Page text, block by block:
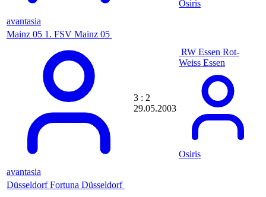
clemi
Cloak
Clubberer1900
Cobra
cody8910
CoLoAwesome1337
CologneSash27
commanding
Commi
Conrad
CoNt0r
Cool-Water
copy
CorsaB2000
Corvan
Cottbus-olli
avantasia
Osiris
Mainz 05 1. FSV Mainz 05
avantasia
3 : 2
29.05.2003
RW Essen Rot-
Weiss Essen
Osiris
Düsseldorf Fortuna Düsseldorf